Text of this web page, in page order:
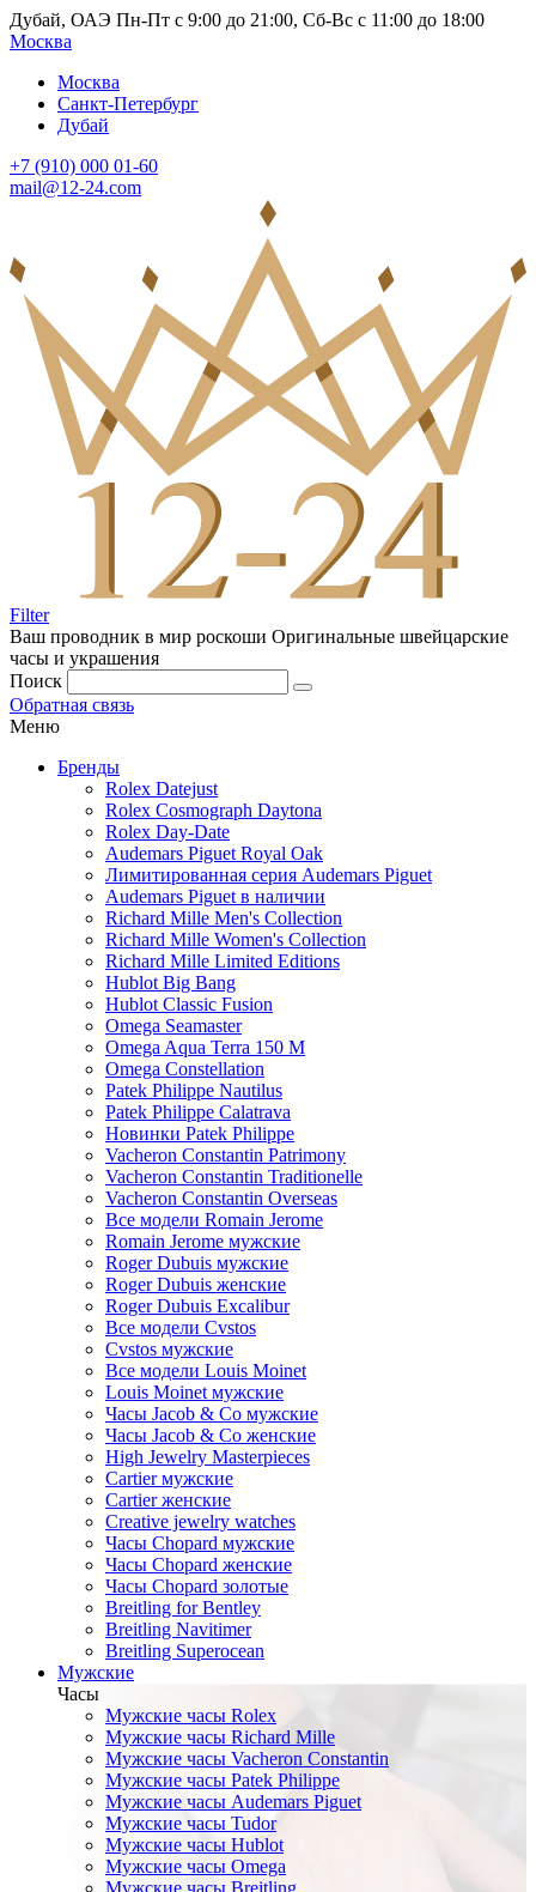
Дубай, ОАЭ Пн-Пт с 9:00 до 21:00, Сб-Вс с 11:00 до 18:00
Москва
Москва
Санкт-Петербург
Дубай
+7 (910) 000 01-60
mail@12-24.com
Filter
Ваш проводник в мир роскоши Оригинальные швейцарские
часы и украшения
Поиск
Обратная связь
Меню
Бренды
Rolex Datejust
Rolex Cosmograph Daytona
Rolex Day-Date
Audemars Piguet Royal Oak
Лимитированная серия Audemars Piguet
Audemars Piguet в наличии
Richard Mille Men's Collection
Richard Mille Women's Collection
Richard Mille Limited Editions
Hublot Big Bang
Hublot Classic Fusion
Omega Seamaster
Omega Aqua Terra 150 M
Omega Constellation
Patek Philippe Nautilus
Patek Philippe Calatrava
Новинки Patek Philippe
Vacheron Constantin Patrimony
Vacheron Constantin Traditionelle
Vacheron Constantin Overseas
Все модели Romain Jerome
Romain Jerome мужские
Roger Dubuis мужские
Roger Dubuis женские
Roger Dubuis Excalibur
Все модели Cvstos
Cvstos мужские
Все модели Louis Moinet
Louis Moinet мужские
Часы Jacob & Co мужские
Часы Jacob & Co женские
High Jewelry Masterpieces
Cartier мужские
Cartier женские
Creative jewelry watches
Часы Chopard мужские
Часы Сhopard женские
Часы Сhopard золотые
Breitling for Bentley
Breitling Navitimer
Breitling Superocean
Мужские
Часы
Мужские часы Rolex
Мужские часы Richard Mille
Мужские часы Vacheron Constantin
Мужские часы Patek Philippe
Мужские часы Audemars Piguet
Мужские часы Tudor
Мужские часы Hublot
Мужские часы Omega